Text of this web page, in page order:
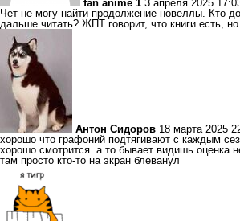
fan anime 1 3 апреля 2025
Чет не могу найти продолжение новеллы. Кто
дальше читать? ЖПТ говорит, что книги есть,
Антон Сидоров 18 марта 2025
хорошо что графоний подтягивают с каждым
хорошо смотрится. а то бывает видишь оценка
там просто кто-то на экран блеванул